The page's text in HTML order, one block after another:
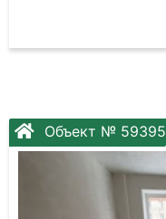
Объект № 59395